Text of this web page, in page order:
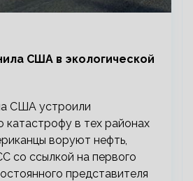
США в экологической
США устроили
катастрофу в тех районах
воруют нефть,
со ссылкой на первого
представителя